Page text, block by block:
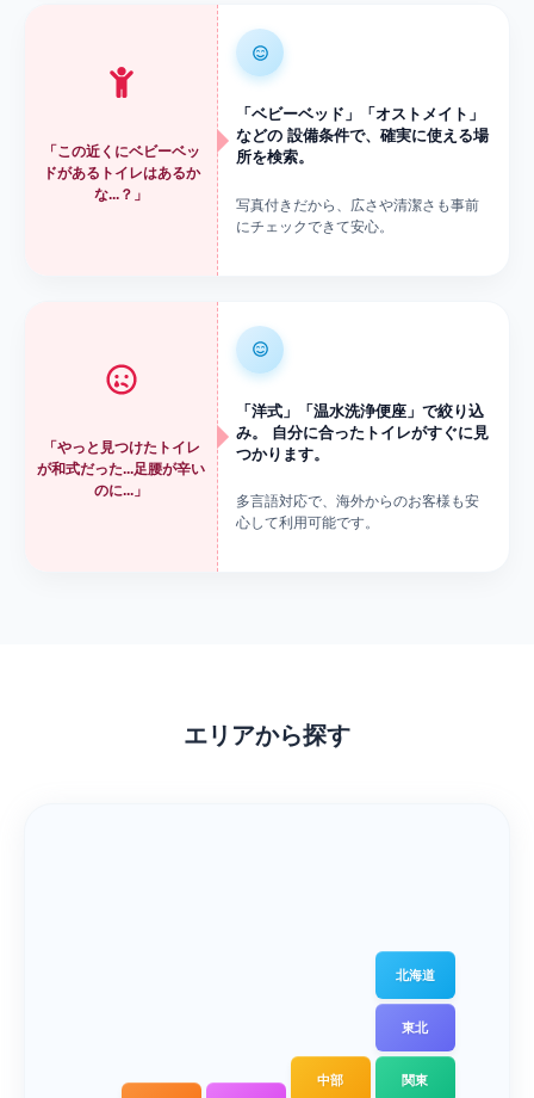
「この近くにベビーベッ
ドがあるトイレはあるか
な...？」
「ベビーベッド」「オストメイト」
などの 設備条件で、確実に使える場
所を検索。
写真付きだから、広さや清潔さも事前
にチェックできて安心。
「やっと見つけたトイレ
が和式だった...足腰が辛い
のに...」
「洋式」「温水洗浄便座」で絞り込
み。 自分に合ったトイレがすぐに見
つかります。
多言語対応で、海外からのお客様も安
心して利用可能です。
エリアから探す
北海道
東北
関東
中部